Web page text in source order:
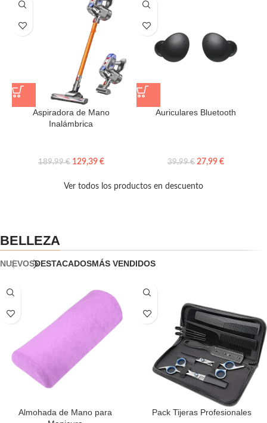
Aspiradora de Mano
Inalámbrica
189,99€ 129,39 €
Auriculares Bluetooth
39,99€ 27,99 €
Ver todos los productos en descuento
BELLEZA
NUEVOSDESTACADOSMÁS VENDIDOS
Almohada de Mano para
Pack Tijeras Profesionales